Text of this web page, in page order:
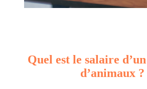
Quel est le salaire
d’animaux ?